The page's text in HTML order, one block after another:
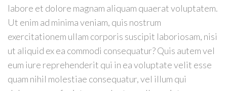
labore et dolore magnam aliquam quaerat voluptatem.
Ut enim ad minima veniam, quis nostrum
exercitationem ullam corporis suscipit laboriosam, nisi
ut aliquid ex ea commodi consequatur? Quis autem vel
eum iure reprehenderit qui in ea voluptate velit esse
quam nihil molestiae consequatur, vel illum qui